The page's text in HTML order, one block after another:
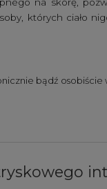
których ciało
bądź osobiście